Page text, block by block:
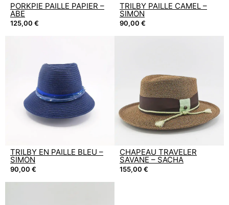
PORKPIE PAILLE PAPIER –
ABE
125,00 €
TRILBY PAILLE CAMEL –
SIMON
90,00 €
TRILBY EN PAILLE BLEU –
SIMON
90,00 €
CHAPEAU TRAVELER
SAVANE – SACHA
155,00 €